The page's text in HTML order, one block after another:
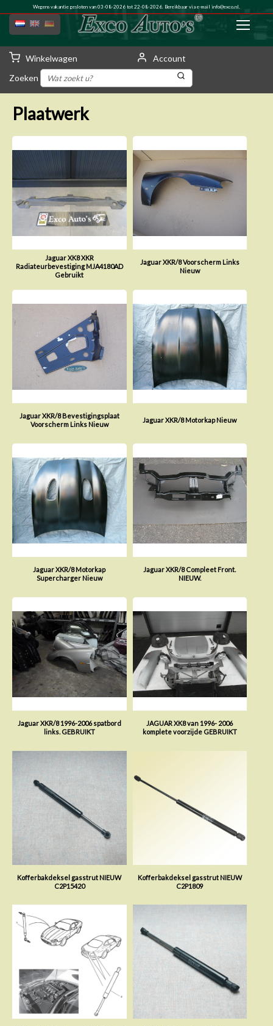
Wegens vakantie gesloten van 03-08-2026 tot 22-08-2026. Bereikbaar via e-mail info@exco.nl.
Winkelwagen
Account
Zoeken
Plaatwerk
Jaguar XK8 XKR
Radiateurbevestiging MJA4180AD
Gebruikt
Jaguar XKR/8 Voorscherm Links
Nieuw
Jaguar XKR/8 Bevestigingsplaat
Voorscherm Links Nieuw
Jaguar XKR/8 Motorkap Nieuw
Jaguar XKR/8 Motorkap
Supercharger Nieuw
Jaguar XKR/8 Compleet Front.
NIEUW.
Jaguar XKR/8 1996-2006 spatbord
links. GEBRUIKT
JAGUAR XK8 van 1996- 2006
komplete voorzijde GEBRUIKT
Kofferbakdeksel gasstrut NIEUW
C2P15420
Kofferbakdeksel gasstrut NIEUW
C2P1809